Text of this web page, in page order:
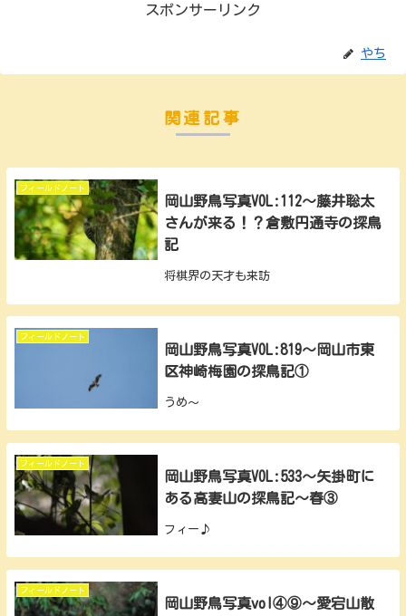
スポンサーリンク
やち
関連記事
フィールドノート
岡山野鳥写真VOL:112～藤井聡太
さんが来る！？倉敷円通寺の探鳥
記
将棋界の天才も来訪
フィールドノート
岡山野鳥写真VOL:819～岡山市東
区神崎梅園の探鳥記①
うめ～
フィールドノート
岡山野鳥写真VOL:533～矢掛町に
ある高妻山の探鳥記～春③
フィー♪
フィールドノート
岡山野鳥写真vol④⑨～愛宕山散